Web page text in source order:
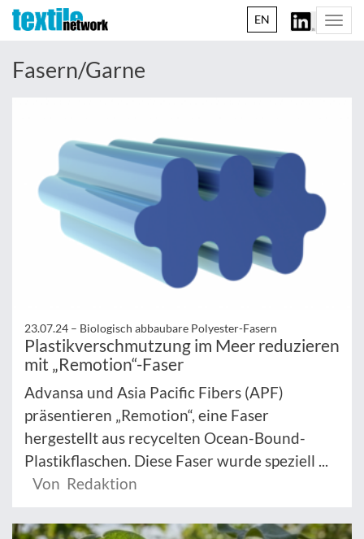
EN
Fasern/Garne
23.07.24 – Biologisch abbaubare Polyester-Fasern
Plastikverschmutzung im Meer reduzieren
mit „Remotion“-Faser
Advansa und Asia Pacific Fibers (APF)
präsentieren „Remotion“, eine Faser
hergestellt aus recycelten Ocean-Bound-
Plastikflaschen. Diese Faser wurde speziell ...
Von Redaktion